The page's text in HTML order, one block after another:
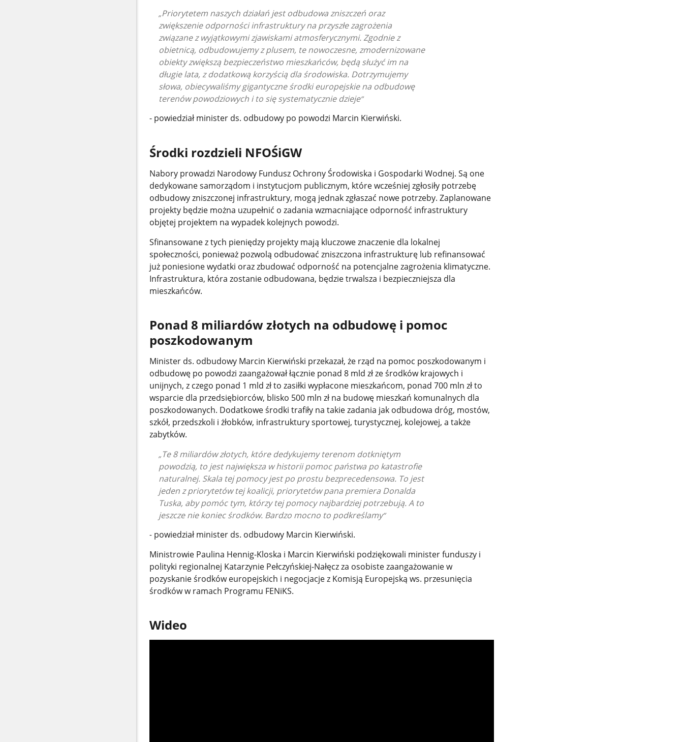
Priorytetem naszych działań jest odbudowa zniszczeń oraz
zwiększenie odporności infrastruktury na przyszłe zagrożenia
związane z wyjątkowymi zjawiskami atmosferycznymi. Zgodnie z
obietnicą, odbudowujemy z plusem, te nowoczesne, zmodernizowane
obiekty zwiększą bezpieczeństwo mieszkańców, będą służyć im na
długie lata, z dodatkową korzyścią dla środowiska. Dotrzymujemy
słowa, obiecywaliśmy gigantyczne środki europejskie na odbudowę
terenów powodziowych i to się systematycznie dzieje
- powiedział minister ds. odbudowy po powodzi Marcin Kierwiński.
Środki rozdzieli NFOŚiGW
Nabory prowadzi Narodowy Fundusz Ochrony Środowiska i Gospodarki Wodnej. Są one
dedykowane samorządom i instytucjom publicznym, które wcześniej zgłosiły potrzebę
odbudowy zniszczonej infrastruktury, mogą jednak zgłaszać nowe potrzeby. Zaplanowane
projekty będzie można uzupełnić o zadania wzmacniające odporność infrastruktury
objętej projektem na wypadek kolejnych powodzi.
Sfinansowane z tych pieniędzy projekty mają kluczowe znaczenie dla lokalnej
społeczności, ponieważ pozwolą odbudować zniszczona infrastrukturę lub refinansować
już poniesione wydatki oraz zbudować odporność na potencjalne zagrożenia klimatyczne.
Infrastruktura, która zostanie odbudowana, będzie trwalsza i bezpieczniejsza dla
mieszkańców.
Ponad 8 miliardów złotych na odbudowę i pomoc
poszkodowanym
Minister ds. odbudowy Marcin Kierwiński przekazał, że rząd na pomoc poszkodowanym i
odbudowę po powodzi zaangażował łącznie ponad 8 mld zł ze środków krajowych i
unijnych, z czego ponad 1 mld zł to zasiłki wypłacone mieszkańcom, ponad 700 mln zł to
wsparcie dla przedsiębiorców, blisko 500 mln zł na budowę mieszkań komunalnych dla
poszkodowanych. Dodatkowe środki trafiły na takie zadania jak odbudowa dróg, mostów,
szkół, przedszkoli i żłobków, infrastruktury sportowej, turystycznej, kolejowej, a także
zabytków.
Te 8 miliardów złotych, które dedykujemy terenom dotkniętym
powodzią, to jest największa w historii pomoc państwa po katastrofie
naturalnej. Skala tej pomocy jest po prostu bezprecedensowa. To jest
jeden z priorytetów tej koalicji, priorytetów pana premiera Donalda
Tuska, aby pomóc tym, którzy tej pomocy najbardziej potrzebują. A to
jeszcze nie koniec środków. Bardzo mocno to podkreślamy
- powiedział minister ds. odbudowy Marcin Kierwiński.
Ministrowie Paulina Hennig-Kloska i Marcin Kierwiński podziękowali minister funduszy i
polityki regionalnej Katarzynie Pełczyńskiej-Nałęcz za osobiste zaangażowanie w
pozyskanie środków europejskich i negocjacje z Komisją Europejską ws. przesunięcia
środków w ramach Programu FENiKS.
Wideo